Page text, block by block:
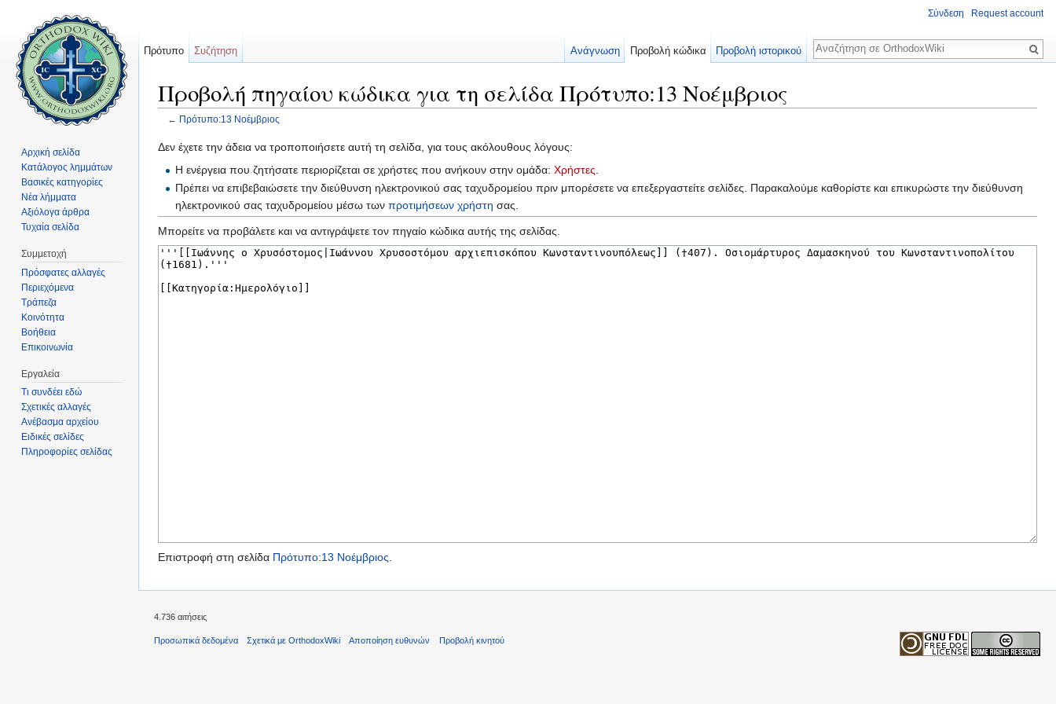
Προβολή πηγαίου κώδικα για τη σελίδα Πρότυπο:13 Νοέμβριος
← Πρότυπο:13 Νοέμβριος
Δεν έχετε την άδεια να τροποποιήσετε αυτή τη σελίδα, για τους ακόλουθους λόγους:
Η ενέργεια που ζητήσατε περιορίζεται σε χρήστες που ανήκουν στην ομάδα:Χρήστες
Πρέπει να επιβεβαιώσετε την διεύθυνση ηλεκτρονικού σας ταχυδρομείου πριν μπορέσετε να επεξεργαστείτε σελίδες. Παρακαλούμε καθορίστε και επικυρώστε την διεύθυνση
ηλεκτρονικού σας ταχυδρομείου μέσω τωνπροτιμήσεων χρήστη σας.
Μπορείτε να προβάλετε και να αντιγράψετε τον πηγαίο κώδικα αυτής της σελίδας.
Επιστροφή στη σελίδα Πρότυπο:13 Νοέμβριος.
Σύνδεση Request account
Πρότυπο Συζήτηση Ανάγνωση Προβολή κώδικα Προβολή ιστορικού
Αναζήτηση
Αρχική σελίδα
Κατάλογος λημμάτων
Βασικές κατηγορίες
Νέα λήμματα
Αξιόλογα άρθρα
Τυχαία σελίδα
Συμμετοχή
Πρόσφατες αλλαγές
Περιεχόμενα
Τράπεζα
Κοινότητα
Βοήθεια
Επικοινωνία
Εργαλεία
Τι συνδέει εδώ
Σχετικές αλλαγές
Ανέβασμα αρχείου
Ειδικές σελίδες
Πληροφορίες σελίδας
4.736 αιτήσεις
Προσωπικά δεδομένα Σχετικά με OrthodoxWiki Αποποίηση ευθυνών Προβολή κινητού